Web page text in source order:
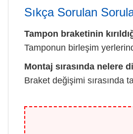
Sıkça Sorulan
Tampon braketinin
Tamponun birleşim
Montaj sırasında nelere
Braket değişimi sırasında